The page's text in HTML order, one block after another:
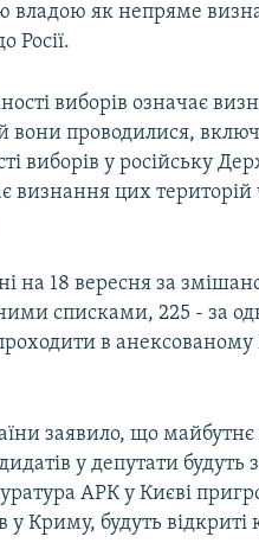
владою як непряме
Росії.
виборів означає
вони проводилися,
виборів у російську
визнання цих
на 18 вересня за
списками, 225 - за
в
заявило, що майбутнє
у депутати будуть
АРК у Києві
у Криму, будуть відкриті